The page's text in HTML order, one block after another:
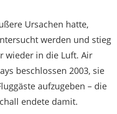
Ursachen hatte,
werden und stieg
wieder in die Luft. Air
beschlossen 2003, sie
aufzugeben – die
endete damit.